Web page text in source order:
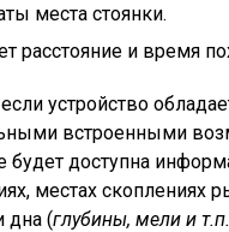
места стоянки.
расстояние и время
устройство
встроенными
будет доступна
местах скоплениях
дна (глубины, мели и